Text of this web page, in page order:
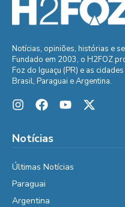
Notícias, opiniões, histórias e
Fundado em 2003, o H2FOZ
Foz do Iguaçu (PR) e as
Brasil, Paraguai e Argentina.
Notícias
Últimas Notícias
Paraguai
Argentina